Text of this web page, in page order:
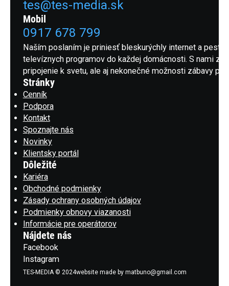
tes@tes-media.sk
Mobil
0917 678 799
Naším poslaním je priniesť bleskurýchly internet a pestrú
televíznych programov do každej domácnosti. S nami
pripojenie k svetu, ale aj nekonečné možnosti zábavy pre
Stránky
Cenník
Podpora
Kontakt
Spoznajte nás
Novinky
Klientsky portál
Dôležité
Kariéra
Obchodné podmienky
Zásady ochrany osobných údajov
Podmienky obnovy viazanosti
Informácie pre operátorov
Nájdete nás
Facebook
Instagram
TES-MEDIA © 2024website made by matbuno@gmail.com